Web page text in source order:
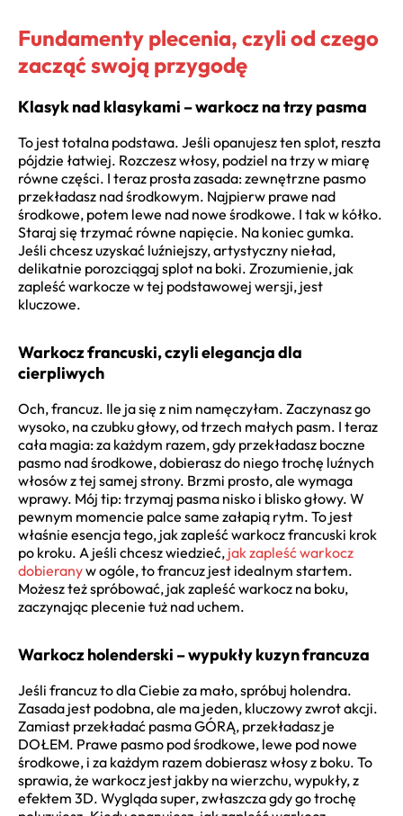
Fundamenty plecenia, czyli od czego
zacząć swoją przygodę
Klasyk nad klasykami – warkocz na trzy pasma
To jest totalna podstawa. Jeśli opanujesz ten splot, reszta
pójdzie łatwiej. Rozczesz włosy, podziel na trzy w miarę
równe części. I teraz prosta zasada: zewnętrzne pasmo
przekładasz nad środkowym. Najpierw prawe nad
środkowe, potem lewe nad nowe środkowe. I tak w kółko.
Staraj się trzymać równe napięcie. Na koniec gumka.
Jeśli chcesz uzyskać luźniejszy, artystyczny nieład,
delikatnie porozciągaj splot na boki. Zrozumienie, jak
zapleść warkocze w tej podstawowej wersji, jest
kluczowe.
Warkocz francuski, czyli elegancja dla
cierpliwych
Och, francuz. Ile ja się z nim namęczyłam. Zaczynasz go
wysoko, na czubku głowy, od trzech małych pasm. I teraz
cała magia: za każdym razem, gdy przekładasz boczne
pasmo nad środkowe, dobierasz do niego trochę luźnych
włosów z tej samej strony. Brzmi prosto, ale wymaga
wprawy. Mój tip: trzymaj pasma nisko i blisko głowy. W
pewnym momencie palce same załapią rytm. To jest
właśnie esencja tego, jak zapleść warkocz francuski krok
po kroku. A jeśli chcesz wiedzieć, jak zapleść warkocz
dobieranyw ogóle, to francuz jest idealnym startem.
Możesz też spróbować, jak zapleść warkocz na boku,
zaczynając plecenie tuż nad uchem.
Warkocz holenderski – wypukły kuzyn francuza
Jeśli francuz to dla Ciebie za mało, spróbuj holendra.
Zasada jest podobna, ale ma jeden, kluczowy zwrot akcji.
Zamiast przekładać pasma GÓRĄ, przekładasz je
DOŁEM. Prawe pasmo pod środkowe, lewe pod nowe
środkowe, i za każdym razem dobierasz włosy z boku. To
sprawia, że warkocz jest jakby na wierzchu, wypukły, z
efektem 3D. Wygląda super, zwłaszcza gdy go trochę